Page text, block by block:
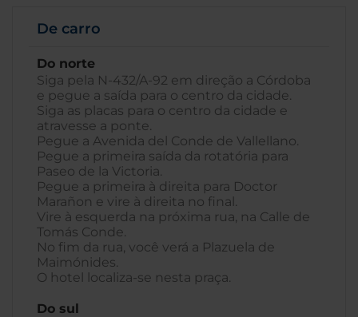
De carro
Do norte
Siga pela N-432/A-92 em direção a Córdoba
e pegue a saída para o centro da cidade.
Siga as placas para o centro da cidade e
atravesse a ponte.
Pegue a Avenida del Conde de Vallellano.
Pegue a primeira saída da rotatória para
Paseo de la Victoria.
Pegue a primeira à direita para Doctor
Marañon e vire à direita no final.
Vire à esquerda na próxima rua, na Calle de
Tomás Conde.
No fim da rua, você verá a Plazuela de
Maimónides.
O hotel localiza-se nesta praça.
Do sul